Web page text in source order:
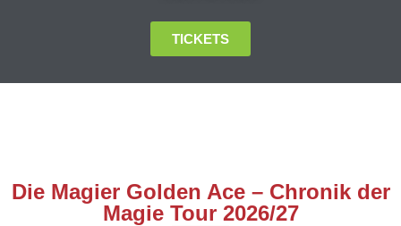
TICKETS
Die Magier Golden Ace – Chronik der
Magie Tour 2026/27